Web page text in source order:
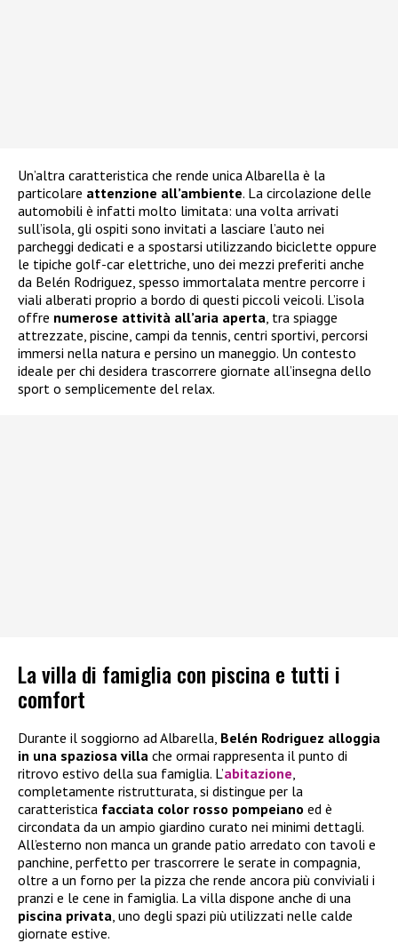
Un’altra caratteristica che rende unica Albarella è la
particolare attenzione all’ambiente. La circolazione delle
automobili è infatti molto limitata: una volta arrivati
sull’isola, gli ospiti sono invitati a lasciare l’auto nei
parcheggi dedicati e a spostarsi utilizzando biciclette oppure
le tipiche golf-car elettriche, uno dei mezzi preferiti anche
da Belén Rodriguez, spesso immortalata mentre percorre i
viali alberati proprio a bordo di questi piccoli veicoli. L’isola
offre numerose attività all’aria aperta, tra spiagge
attrezzate, piscine, campi da tennis, centri sportivi, percorsi
immersi nella natura e persino un maneggio. Un contesto
ideale per chi desidera trascorrere giornate all’insegna dello
sport o semplicemente del relax.
La villa di famiglia con piscina e tutti i
comfort
Durante il soggiorno ad Albarella, Belén Rodriguez alloggia
in una spaziosa villa che ormai rappresenta il punto di
ritrovo estivo della sua famiglia. L’abitazione
completamente ristrutturata, si distingue per la
caratteristica facciata color rosso pompeiano ed è
circondata da un ampio giardino curato nei minimi dettagli.
All’esterno non manca un grande patio arredato con tavoli e
panchine, perfetto per trascorrere le serate in compagnia,
oltre a un forno per la pizza che rende ancora più conviviali i
pranzi e le cene in famiglia. La villa dispone anche di una
piscina privata , uno degli spazi più utilizzati nelle calde
giornate estive.